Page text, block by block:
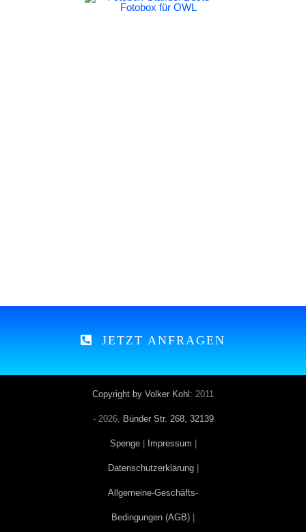
JETZT ANFRAGEN
Copyright by Volker Kohl: 2011
- 2026, Bünder Str. 268, 32139
Spenge| Impressum |
Datenschutzerklärung|
Allgemeine-Geschäfts-
Bedingungen (AGB) |